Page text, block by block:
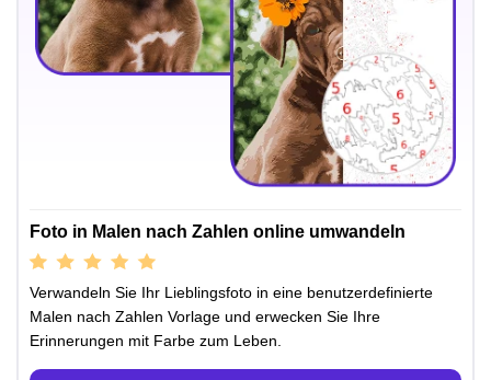
Foto in Malen nach Zahlen online umwandeln
Verwandeln Sie Ihr Lieblingsfoto in eine benutzerdefinierte
Malen nach Zahlen Vorlage und erwecken Sie Ihre
Erinnerungen mit Farbe zum Leben.